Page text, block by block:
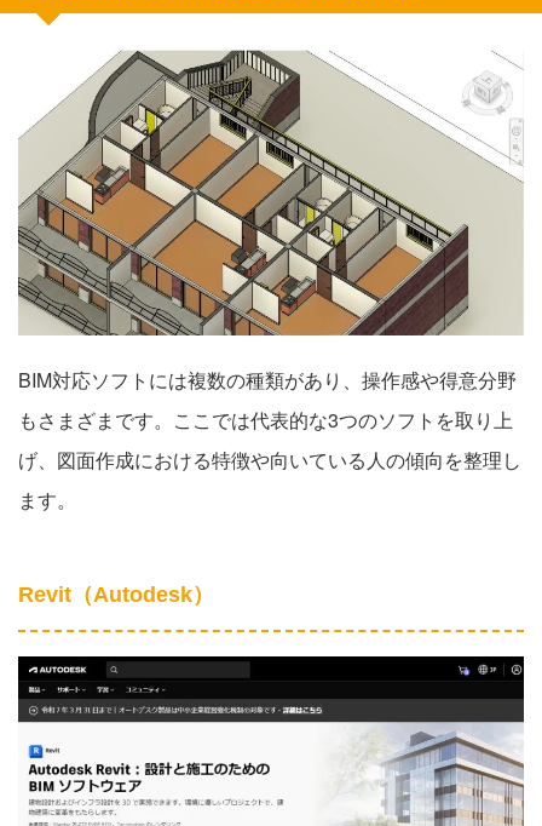
BIM対応ソフトには複数の種類があり、操作感や得意分野
もさまざまです。ここでは代表的な3つのソフトを取り上
げ、図面作成における特徴や向いている人の傾向を整理し
ます。
Revit（Autodesk）